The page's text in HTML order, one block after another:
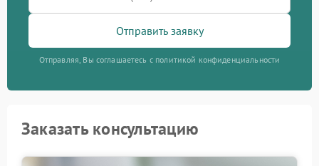
Отправить заявку
Отправляя, Вы соглашаетесь с политикой конфиденциальности
Заказать консультацию